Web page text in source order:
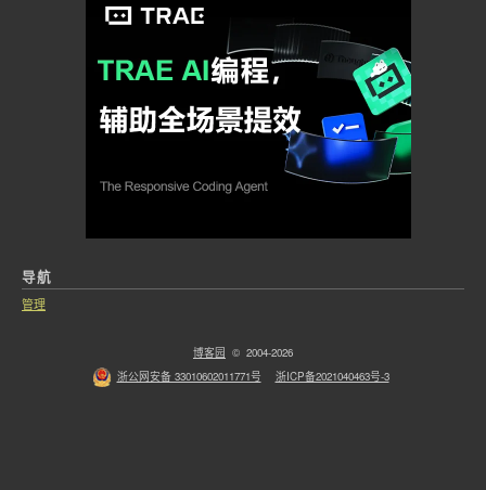
导航
管理
博客园 © 2004-2026
浙公网安备 33010602011771号
浙ICP备2021040463号-3